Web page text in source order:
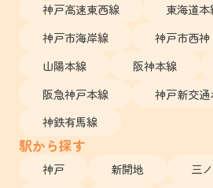
神戸高速東西線
東海道本
神戸市海岸線
神戸市西
山陽本線
阪神本線
阪急神戸本線
神戸新交
神鉄有馬線
駅から探す
神戸 新開地 三